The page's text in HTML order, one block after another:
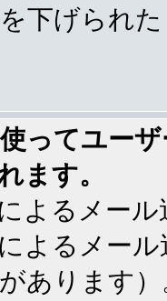
下げられ
ってユー
ます。
よるメー
よるメー
あります